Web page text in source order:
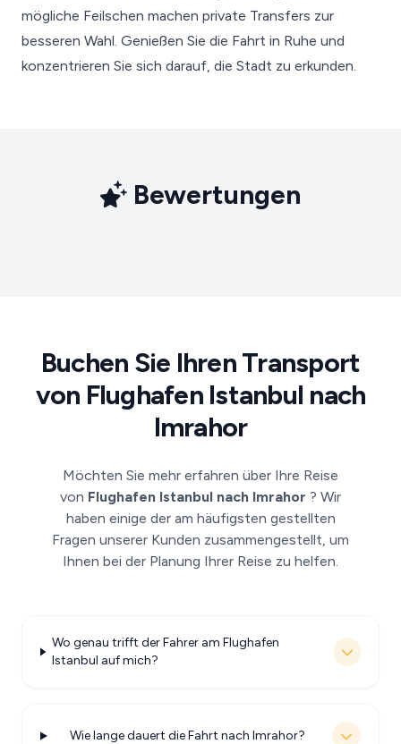
mögliche Feilschen machen private Transfers zur
besseren Wahl. Genießen Sie die Fahrt in Ruhe und
konzentrieren Sie sich darauf, die Stadt zu erkunden.
Bewertungen
Buchen Sie Ihren Transport
von Flughafen Istanbul nach
Imrahor
Möchten Sie mehr erfahren über Ihre Reise
von Flughafen Istanbul nach Imrahor ? Wir
haben einige der am häufigsten gestellten
Fragen unserer Kunden zusammengestellt, um
Ihnen bei der Planung Ihrer Reise zu helfen.
Wo genau trifft der Fahrer am Flughafen
Istanbul auf mich?
Wie lange dauert die Fahrt nach Imrahor?